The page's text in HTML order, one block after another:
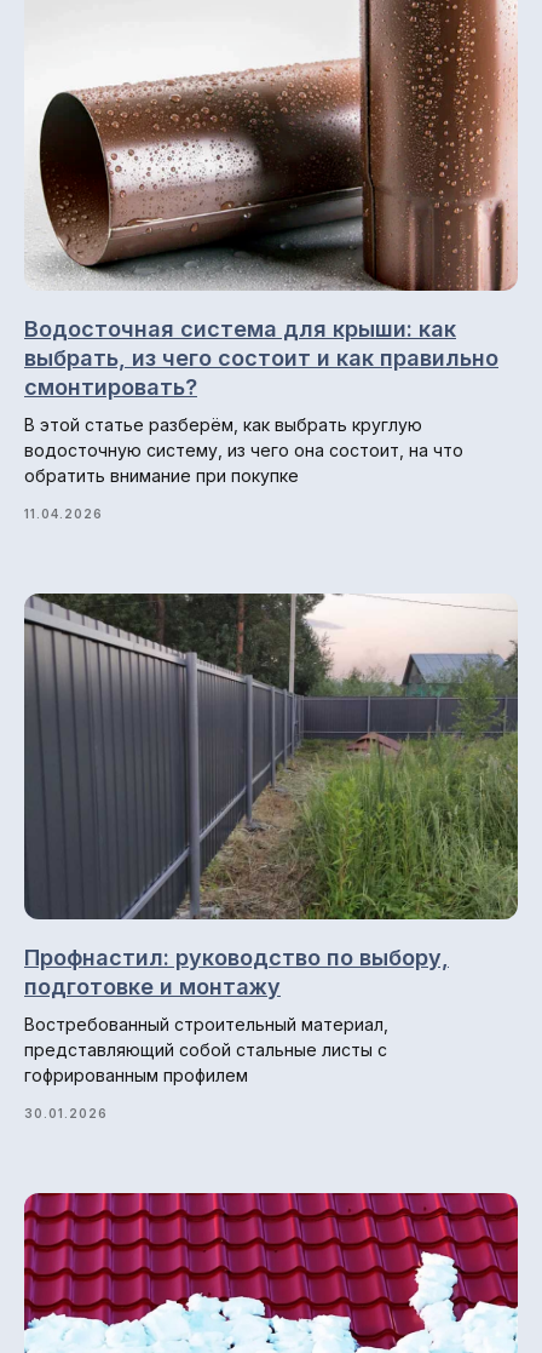
Водосточная система для крыши: как
выбрать, из чего состоит и как правильно
смонтировать?
В этой статье разберём, как выбрать круглую
водосточную систему, из чего она состоит, на что
обратить внимание при покупке
11.04.2026
Профнастил: руководство по выбору,
подготовке и монтажу
Востребованный строительный материал,
представляющий собой стальные листы с
гофрированным профилем
30.01.2026
Навигация по сайту
Главная
О компании
Отзывы
Блог
Профнастил (профлист)
Металлочерепица
Фальцевая кровля
Металлосайдинг
Металлический штакетник
Водосточные системы
Политика конфиденциальности.